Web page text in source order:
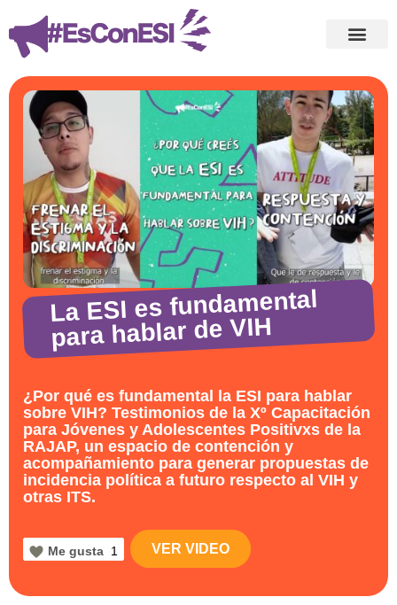
La ESI es fundamental
para hablar de VIH
¿Por qué es fundamental la ESI para hablar
sobre VIH? Testimonios de la Xº Capacitación
para Jóvenes y Adolescentes Positivxs de la
RAJAP, un espacio de contención y
acompañamiento para generar propuestas de
incidencia política a futuro respecto al VIH y
otras ITS.
Me gusta 1 VER VIDEO